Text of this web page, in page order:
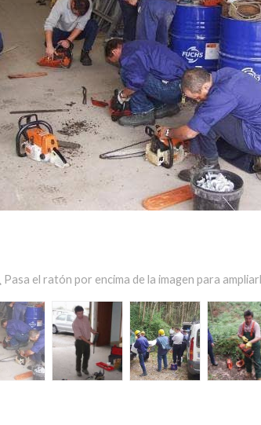
Pasa el ratón por encima de la imagen para